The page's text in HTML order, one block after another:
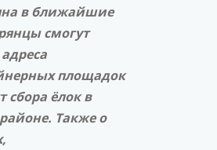
в ближайшие
смогут
площадок
сбора ёлок в
Также о